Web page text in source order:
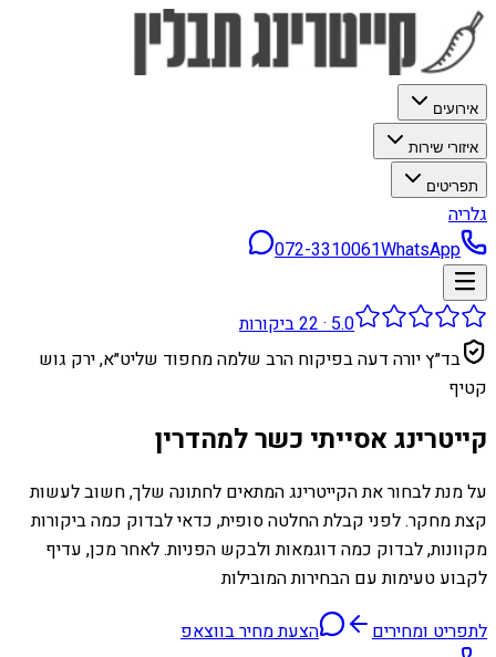
אירועים
איזורי שירות
תפריטים
גלריה
072-3310061WhatsApp
5.0
·
22ביקורות
בד״ץ יורה דעה בפיקוח הרב שלמה מחפוד שליט״א, ירק גוש
קטיף
קייטרינג אסייתי כשר למהדרין
על מנת לבחור את הקייטרינג המתאים לחתונה שלך, חשוב לעשות
קצת מחקר. לפני קבלת החלטה סופית, כדאי לבדוק כמה ביקורות
מקוונות, לבדוק כמה דוגמאות ולבקש הפניות. לאחר מכן, עדיף
לקבוע טעימות עם הבחירות המובילות
לתפריט ומחירים
הצעת מחיר בווצאפ